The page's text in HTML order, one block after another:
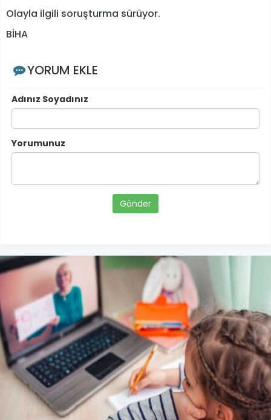
Olayla ilgili soruşturma sürüyor.
BİHA
YORUM EKLE
Adınız Soyadınız
Yorumunuz
Gönder